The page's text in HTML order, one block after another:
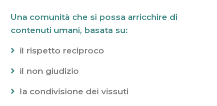
Una comunità che si possa arricchire di
contenuti umani, basata su:
il rispetto reciproco
il non giudizio
la condivisione dei vissuti